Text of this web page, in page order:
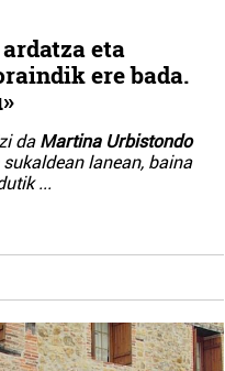
eta
ere bada.
da Martina Urbistondo
lanean, baina
...